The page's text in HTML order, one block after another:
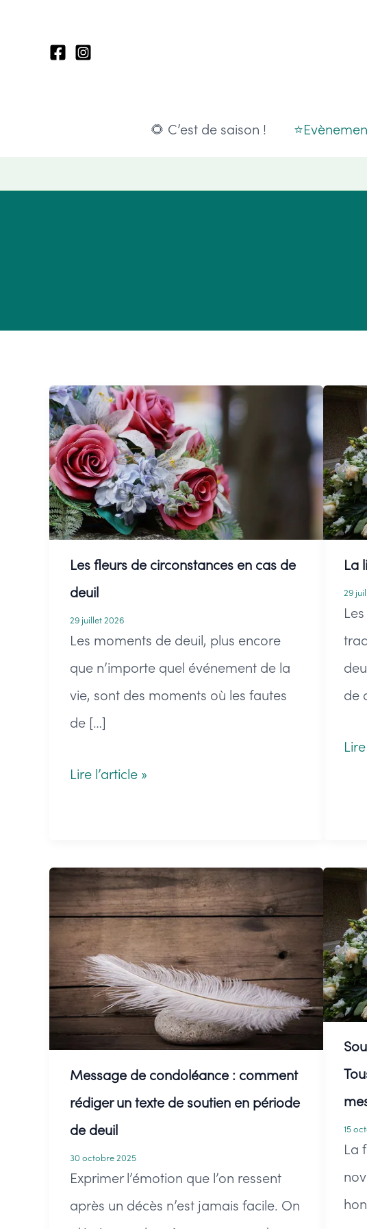
🌻 C’est de saison !
Les fleurs de circonstances en cas de
deuil
29 juillet 2026
Les moments de deuil, plus encore
que n’importe quel événement de la
vie, sont des moments où les fautes
de […]
Les
en
cas
de
deuil
Lire l’article »
La
29
de
La
Message de condoléance : comment
rédiger un texte de soutien en période
de deuil
30 octobre 2025
Exprimer l’émotion que l’on ressent
après un décès n’est jamais facile. On
15
La